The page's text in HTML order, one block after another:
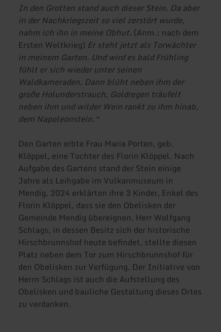
In den Grotten stand auch dieser Stein. Da aber
in der Nachkriegszeit so viel zerstört wurde,
nahm ich ihn in meine Obhut. (Anm.: nach dem
Ersten Weltkrieg) Er steht jetzt als Torwächter
in meinem Garten. Und wird es bald Frühling
fühlt er sich wieder unter seinen
Waldkameraden. Dann blüht neben ihm der
große Holunderstrauch, Goldregen träufelt
neben ihm und wilder Wein rankt zu ihm hinab,
dem Napoleonstein.“
Den Garten erbte Frau Maria Porten, geb.
Klöppel, eine Tochter des Florin Klöppel. Nach
Aufgabe des Gartens stand der Stein einige
Jahre als Leihgabe im Vulkanmuseum in
Mendig. 2024 erklärten ihre 3 Kinder, Enkel des
Florin Klöppel, dass sie den Obelisken der
Gemeinde Mendig übereignen. Herr Wolfgang
Schlags, in dessen Besitz sich der historische
Hirschbrunnshof heute befindet, stellte diesen
Platz neben dem Tor zum Hirschbrunnshof für
den Obelisken zur Verfügung. Der Initiative von
Herrn Schlags ist auch die Aufstellung des
Obelisken und bauliche Gestaltung dieses Ortes
zu verdanken.